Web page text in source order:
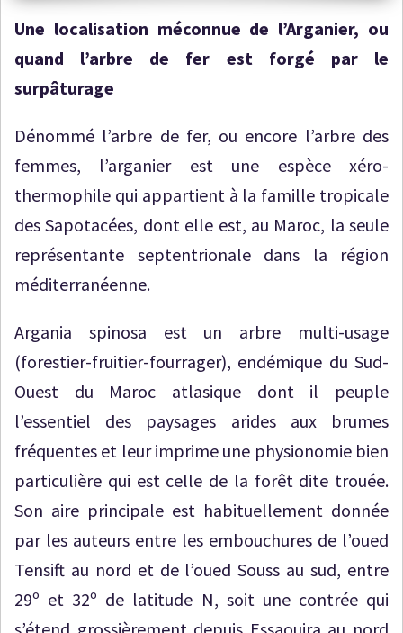
Une localisation méconnue de l’Arganier, ou
quand l’arbre de fer est forgé par le
surpâturage
Dénommé l’arbre de fer, ou encore l’arbre des
femmes, l’arganier est une espèce xéro-
thermophile qui appartient à la famille tropicale
des Sapotacées, dont elle est, au Maroc, la seule
représentante septentrionale dans la région
méditerranéenne.
Argania spinosa est un arbre multi-usage
(forestier-fruitier-fourrager), endémique du Sud-
Ouest du Maroc atlasique dont il peuple
l’essentiel des paysages arides aux brumes
fréquentes et leur imprime une physionomie bien
particulière qui est celle de la forêt dite trouée.
Son aire principale est habituellement donnée
par les auteurs entre les embouchures de l’oued
Tensift au nord et de l’oued Souss au sud, entre
29º et 32º de latitude N, soit une contrée qui